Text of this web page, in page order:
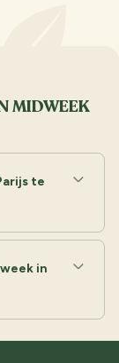
MIDWEEK
te
in